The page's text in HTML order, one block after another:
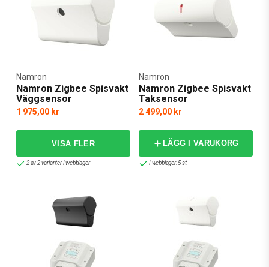
Namron Zigbee Spisvakt
Väggsensor
Namron
1 975,00 kr
2 av 2 varianter I webblager
Namron Zigbee Spisvakt
Taksensor
Namron
2 499,00 kr
LÄGG I VARUKORG
I webblager: 5 st